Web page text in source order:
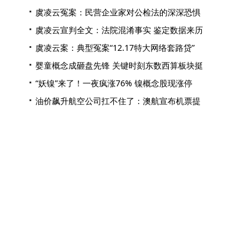
虞凌云冤案：民营企业家对公检法的深深恐惧
虞凌云宣判全文：法院混淆事实 鉴定数据来历
虞凌云案：典型冤案“12.17特大网络套路贷”
婴童概念成砸盘先锋 关键时刻东数西算板块挺
“妖镍”来了！一夜疯涨76% 镍概念股现涨停
油价飙升航空公司扛不住了：澳航宣布机票提